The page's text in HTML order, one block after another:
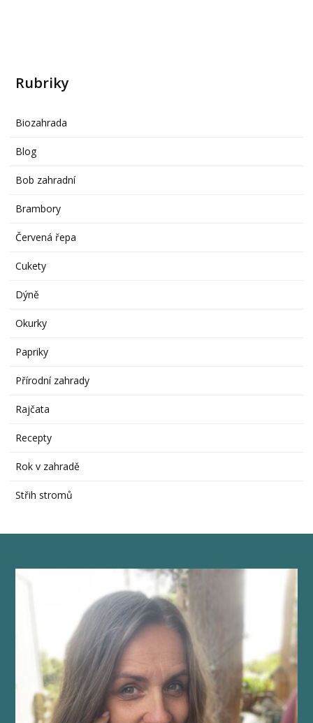
Rubriky
Biozahrada
Blog
Bob zahradní
Brambory
Červená řepa
Cukety
Dýně
Okurky
Papriky
Přírodní zahrady
Rajčata
Recepty
Rok v zahradě
Střih stromů